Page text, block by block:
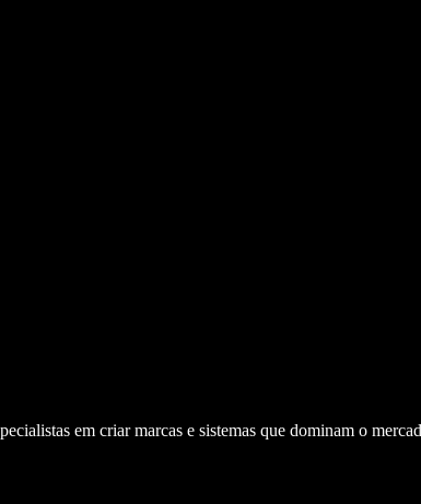
em criar marcas e sistemas que dominam o